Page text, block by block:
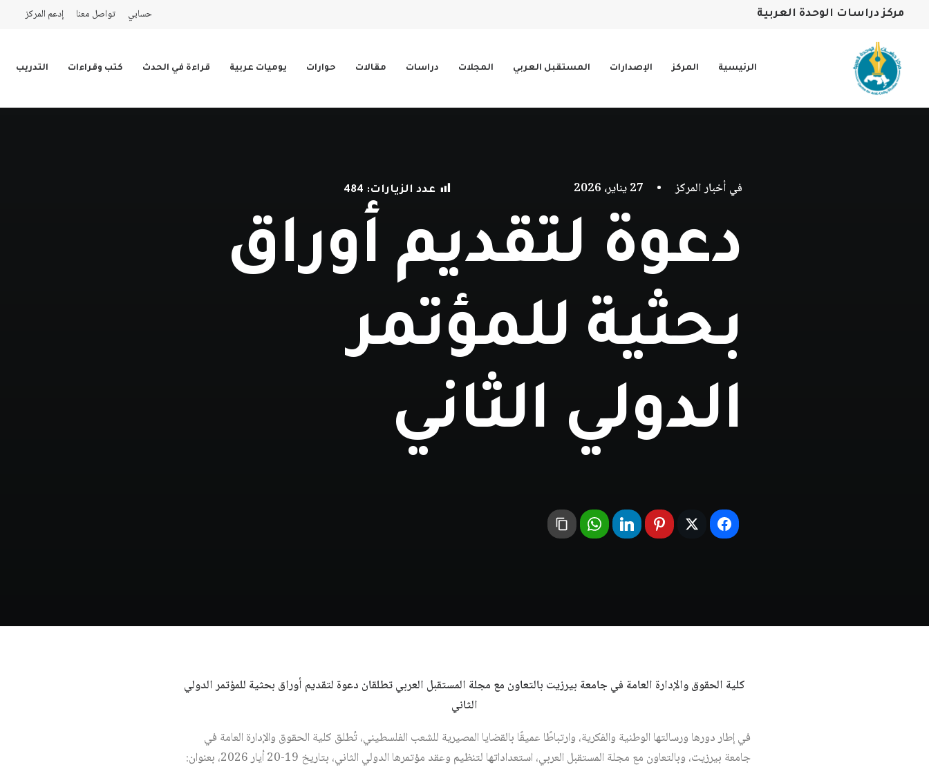
مركز دراسات الوحدة العربية حسابي تواصل معنا إدعم المركز
الرئيسية المركز الإصدارات المستقبل العربي المجلات دراسات مقالات حوارات يوميات عربية قراءة في الحدث كتب وقراءات التدريب
في أخبار المركز • 27 يناير، 2026 عدد الزيارات: 484
دعوة لتقديم أوراق
بحثية للمؤتمر
الدولي الثاني
كلية الحقوق والإدارة العامة في جامعة بيرزيت بالتعاون مع مجلة المستقبل العربي تطلقان دعوة لتقديم أوراق بحثية للمؤتمر الدولي
الثاني
في إطار دورها ورسالتها الوطنية والفكرية، وارتباطًا عميقًا بالقضايا المصيرية للشعب الفلسطيني، تُطلق كلية الحقوق والإدارة العامة في
جامعة بيرزيت، وبالتعاون مع مجلة المستقبل العربي، استعداداتها لتنظيم وعقد مؤتمرها الدولي الثاني، بتاريخ 19-20 أيار 2026، بعنوان: